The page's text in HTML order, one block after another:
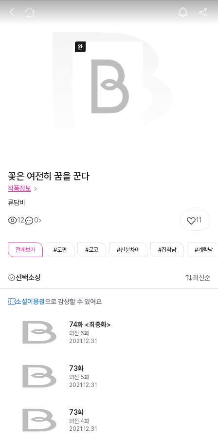
꽃은 여전히 꿈을
꽃은 여전히 꿈을 꾼다
작품정보
류담비
12 0 11
전체보기 #로판 #로코 #신분차이 #집착남 #계략남
선택소장 최신순
소설이용권으로 감상할 수 있어요
74화 <최종화>
외전 6화
2021.12.31
73화
외전 5화
2021.12.31
73화
외전 4화
2021.12.31